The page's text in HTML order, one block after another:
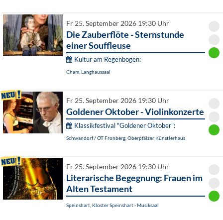
Fr 25. September 2026 19:30 Uhr
Die Zauberflöte - Sternstunde
einer Souffleuse
Kultur am Regenbogen:
Cham, Langhaussaal
Fr 25. September 2026 19:30 Uhr
Goldener Oktober - Violinkonzerte
Klassikfestival "Goldener Oktober":
Schwandorf / OT Fronberg, Oberpfälzer Künstlerhaus
Fr 25. September 2026 19:30 Uhr
Literarische Begegnung: Frauen im
Alten Testament
Speinshart, Kloster Speinshart - Musiksaal